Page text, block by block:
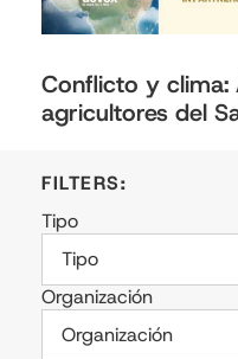
Conflicto y clima:
agricultores del
Tipo
Tipo
Organización
Organización